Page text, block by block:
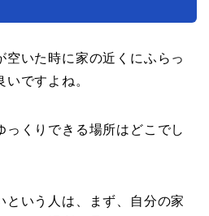
空いた時に家の近くにふらっ
ですよね。
っくりできる場所はどこでし
という人は、まず、自分の家